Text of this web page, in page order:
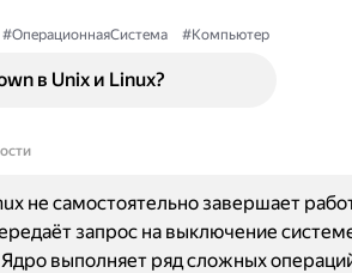
#ОперационнаяСистема #Компьютер
в Unix и Linux?
не самостоятельно завершает
запрос на выключение
выполняет ряд сложных